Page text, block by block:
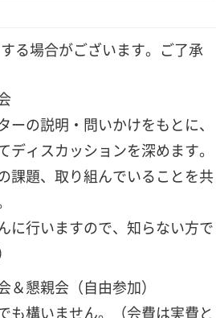
る場合がございます。ご了承
ーの説明・問いかけをもとに、
ディスカッションを深めます。
課題、取り組んでいることを共
に行いますので、知らない方で
＆懇親会（自由参加）
も構いません。（会費は実費と